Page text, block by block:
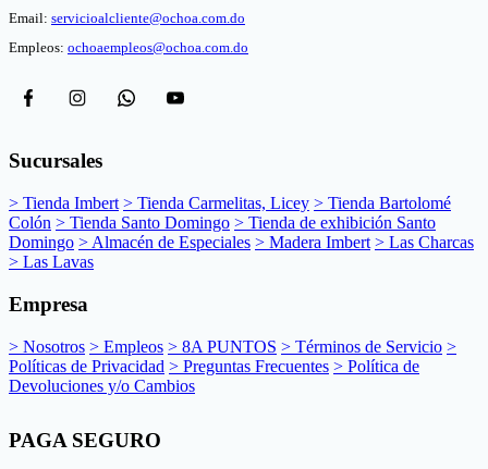
Email: servicioalcliente@ochoa.com.do
Empleos: ochoaempleos@ochoa.com.do
Sucursales
> Tienda Imbert > Tienda Carmelitas, Licey > Tienda Bartolomé
Colón > Tienda Santo Domingo > Tienda de exhibición Santo
Domingo > Almacén de Especiales > Madera Imbert > Las Charcas
> Las Lavas
Empresa
> Nosotros > Empleos > 8A PUNTOS > Términos de Servicio >
Políticas de Privacidad > Preguntas Frecuentes > Política de
Devoluciones y/o Cambios
PAGA SEGURO